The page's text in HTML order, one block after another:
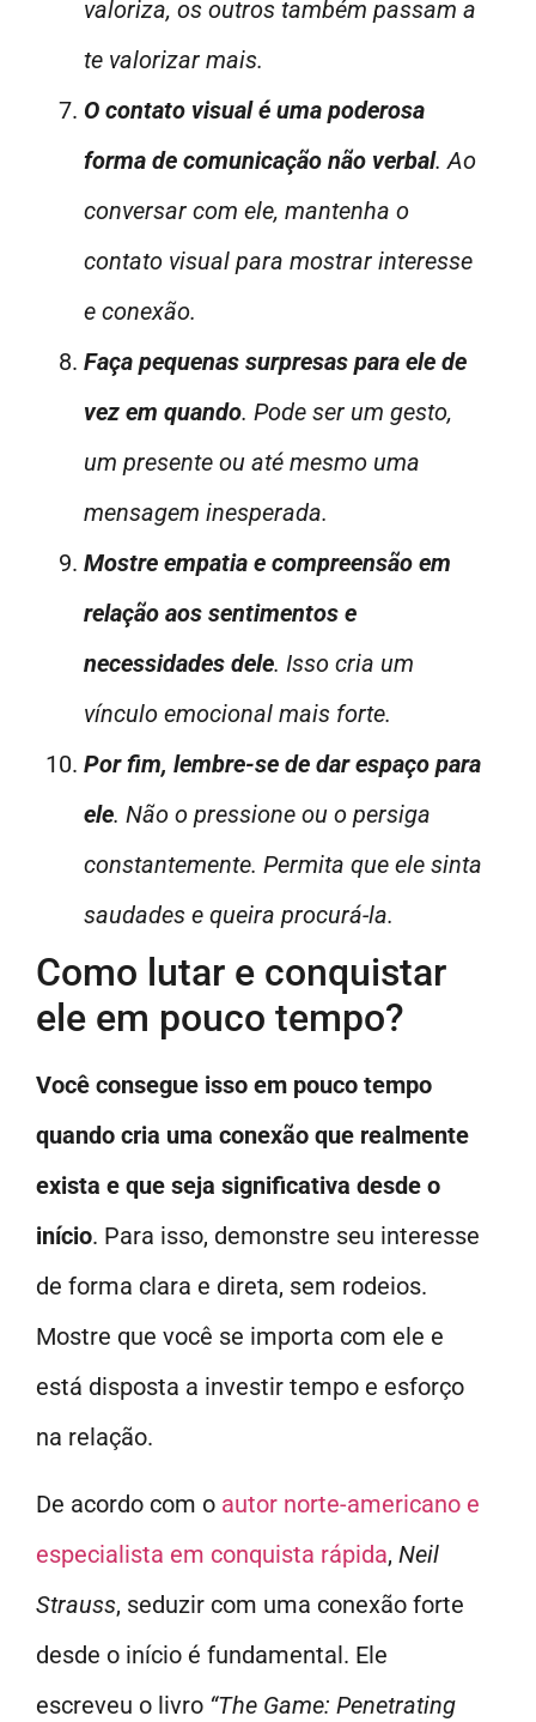
valoriza, os outros também passam a
te valorizar mais.
O contato visual é uma poderosa
forma de comunicação não verbal. Ao
conversar com ele, mantenha o
contato visual para mostrar interesse
e conexão.
Faça pequenas surpresas para ele de
vez em quando. Pode ser um gesto,
um presente ou até mesmo uma
mensagem inesperada.
Mostre empatia e compreensão em
relação aos sentimentos e
necessidades dele. Isso cria um
vínculo emocional mais forte.
Por fim, lembre-se de dar espaço para
ele. Não o pressione ou o persiga
constantemente. Permita que ele sinta
saudades e queira procurá-la.
Como lutar e conquistar
ele em pouco tempo?
Você consegue isso em pouco tempo
quando cria uma conexão que realmente
exista e que seja significativa desde o
início. Para isso, demonstre seu interesse
de forma clara e direta, sem rodeios.
Mostre que você se importa com ele e
está disposta a investir tempo e esforço
na relação.
De acordo com o autor norte-americano e
especialista em conquista rápida, Neil
Strauss, seduzir com uma conexão forte
desde o início é fundamental. Ele
escreveu o livro “The Game: Penetrating